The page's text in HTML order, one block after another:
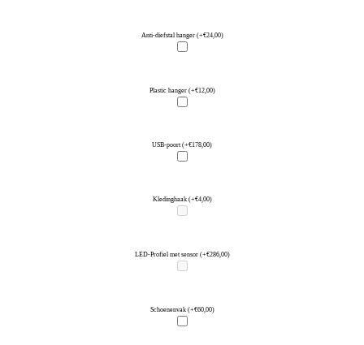
Anti-diefstal hanger (+€24,00)
Plastic hanger (+€12,00)
USB-poort (+€178,00)
Kledinghaak (+€4,00)
LED-Profiel met sensor (+€286,00)
Schoenenvak (+€60,00)